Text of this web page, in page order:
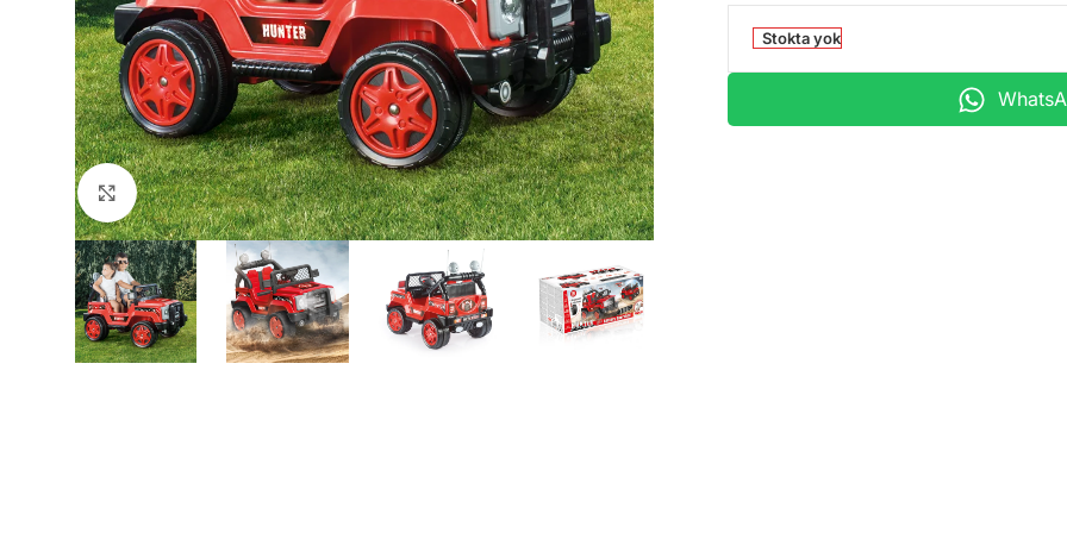
Büyütmek için tıklayın
Stokta yok